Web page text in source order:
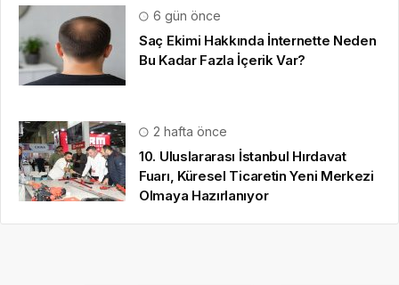
6 gün önce
Saç Ekimi Hakkında İnternette Neden
Bu Kadar Fazla İçerik Var?
2 hafta önce
10. Uluslararası İstanbul Hırdavat
Fuarı, Küresel Ticaretin Yeni Merkezi
Olmaya Hazırlanıyor